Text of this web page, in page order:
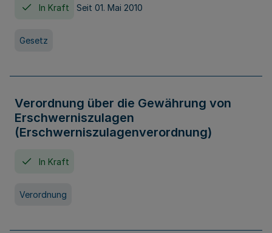
In Kraft Seit 01. Mai 2010
Gesetz
Verordnung über die Gewährung von
Erschwerniszulagen
(Erschwerniszulagenverordnung)
In Kraft
Verordnung